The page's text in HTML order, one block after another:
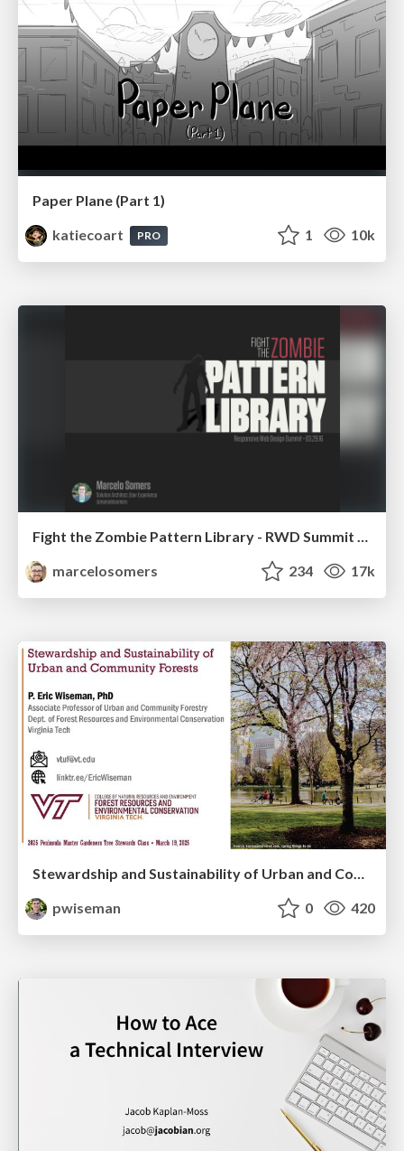
Paper Plane (Part 1)
katiecoart
PRO 1 10k
Fight the Zombie Pattern Library - RWD Summit 2016
marcelosomers
234 17k
pwiseman
0 420